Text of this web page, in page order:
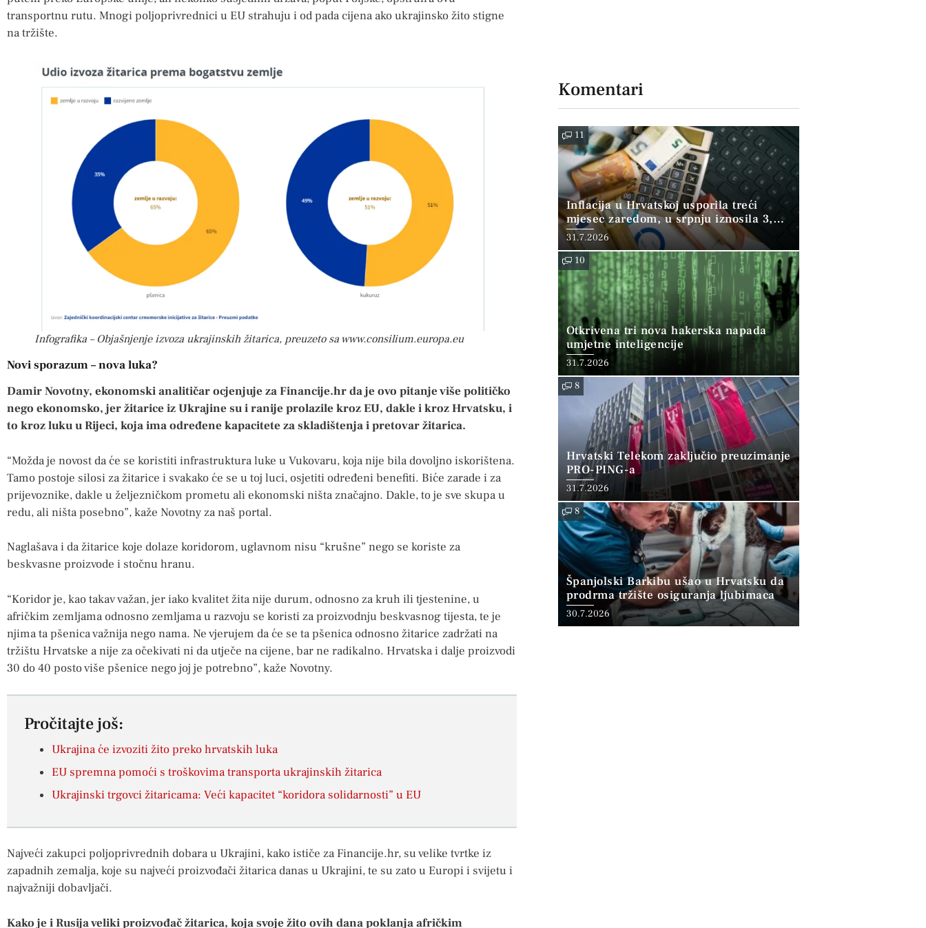
transportnu rutu. Mnogi poljoprivrednici u EU strahuju i od pada cijena ako ukrajinsko žito stigne
na tržište.
Infografika – Objašnjenje izvoza ukrajinskih žitarica, preuzeto sa www.consilium.europa.eu
Novi sporazum – nova luka?
Damir Novotny, ekonomski analitičar ocjenjuje za Financije.hr da je ovo pitanje više političko
nego ekonomsko, jer žitarice iz Ukrajine su i ranije prolazile kroz EU, dakle i kroz Hrvatsku, i
to kroz luku u Rijeci, koja ima određene kapacitete za skladištenja i pretovar žitarica.
“Možda je novost da će se koristiti infrastruktura luke u Vukovaru, koja nije bila dovoljno iskorištena.
Tamo postoje silosi za žitarice i svakako će se u toj luci, osjetiti određeni benefiti. Biće zarade i za
prijevoznike, dakle u željezničkom prometu ali ekonomski ništa značajno. Dakle, to je sve skupa u
redu, ali ništa posebno”, kaže Novotny za naš portal.
Naglašava i da žitarice koje dolaze koridorom, uglavnom nisu “krušne” nego se koriste za
beskvasne proizvode i stočnu hranu.
“Koridor je, kao takav važan, jer iako kvalitet žita nije durum, odnosno za kruh ili tjestenine, u
afričkim zemljama odnosno zemljama u razvoju se koristi za proizvodnju beskvasnog tijesta, te je
njima ta pšenica važnija nego nama. Ne vjerujem da će se ta pšenica odnosno žitarice zadržati na
tržištu Hrvatske a nije za očekivati ni da utječe na cijene, bar ne radikalno. Hrvatska i dalje proizvodi
30 do 40 posto više pšenice nego joj je potrebno”, kaže Novotny.
Pročitajte još:
Ukrajina će izvoziti žito preko hrvatskih luka
EU spremna pomoći s troškovima transporta ukrajinskih žitarica
Ukrajinski trgovci žitaricama: Veći kapacitet “koridora solidarnosti” u EU
Najveći zakupci poljoprivrednih dobara u Ukrajini, kako ističe za Financije.hr, su velike tvrtke iz
zapadnih zemalja, koje su najveći proizvođači žitarica danas u Ukrajini, te su zato u Europi i svijetu i
najvažniji dobavljači.
Kako je i Rusija veliki proizvođač žitarica, koja svoje žito ovih dana poklanja afričkim
Komentari
11
Inflacija u Hrvatskoj usporila treći
mjesec zaredom, u srpnju iznosila 3,9
posto
31.7.2026
10
Otkrivena tri nova hakerska napada
umjetne inteligencije
31.7.2026
8
Hrvatski Telekom zaključio preuzimanje
PRO-PING-a
31.7.2026
8
Španjolski Barkibu ušao u Hrvatsku da
prodrma tržište osiguranja ljubimaca
30.7.2026